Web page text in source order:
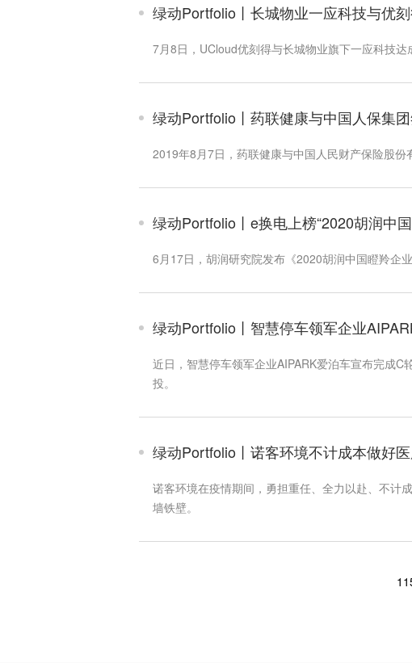
绿动Portfolio丨长城物业一应科技与优
7月8日，UCloud优刻得与长城物业旗下一应科技达
绿动Portfolio丨药联健康与中国人保集
2019年8月7日，药联健康与中国人民财产保险股份
绿动Portfolio丨e换电上榜“2020胡润中
6月17日，胡润研究院发布《2020胡润中国瞪羚企
绿动Portfolio丨智慧停车领军企业
近日，智慧停车领军企业AIPARK爱泊车宣布完成
投。
绿动Portfolio丨诺客环境不计成本做好
诺客环境在疫情期间，勇担重任、全力以赴、不计
墙铁壁。